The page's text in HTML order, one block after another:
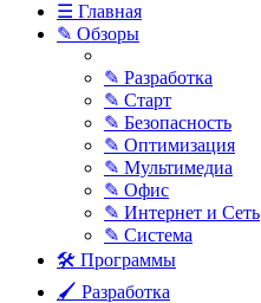
☰ Главная
✎ Обзоры
✎ Разработка
✎ Старт
✎ Безопасность
✎ Оптимизация
✎ Мультимедиа
✎ Офис
✎ Интернет и Сеть
✎ Система
🛠 Программы
🖌 Разработка